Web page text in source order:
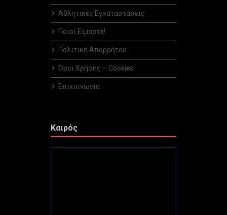
Αθλητικές Εγκαταστάσεις
Ποιοί Είμαστε!
Πολιτική Απορρήτου
Όροι Χρήσης – Cookies
Επικοινωνία
Καιρός